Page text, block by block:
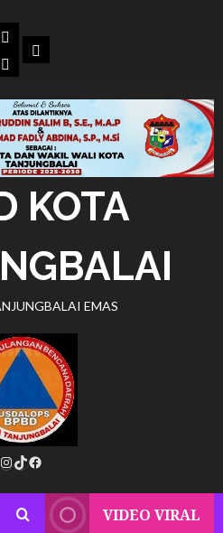
Beranda
BPBD
Tanjungbalai
Dokumen
KOTA
EMAS
Instagram
TikTok
Facebook
VIDEO VIRAL